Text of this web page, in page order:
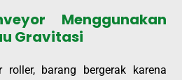
Menggunakan
Gravitasi
roller, barang bergerak karena